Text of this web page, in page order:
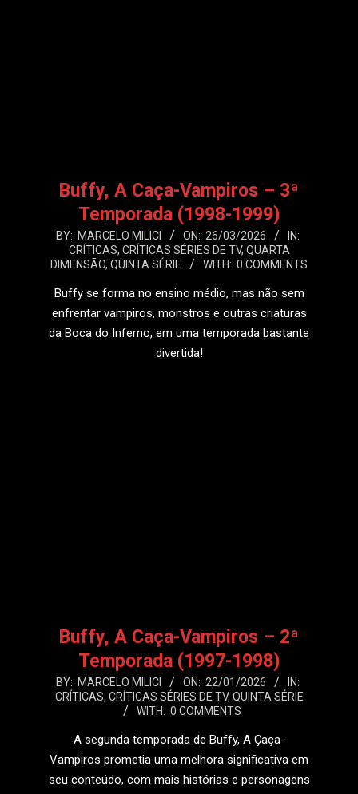
Buffy, A Caça-Vampiros – 3ª
Temporada (1998-1999)
2026-
BY: MARCELO MILICI ON: 26/03/2026
IN:
CRÍTICAS, CRÍTICAS SÉRIES DE TV, QUARTA
DIMENSÃO, QUINTA SÉRIE WITH: 0 COMMENTS
Buffy se forma no ensino médio, mas não sem
enfrentar vampiros, monstros e outras criaturas
da Boca do Inferno, em uma temporada bastante
divertida!
Buffy, A Caça-Vampiros – 2ª
Temporada (1997-1998)
2026-
01-
BY: MARCELO MILICI ON: 22/01/2026
IN:
CRÍTICAS, CRÍTICAS SÉRIES DE TV, QUINTA SÉRIE
WITH: 0 COMMENTS
A segunda temporada de Buffy, A Çaça-
Vampiros prometia uma melhora significativa em
seu conteúdo, com mais histórias e personagens